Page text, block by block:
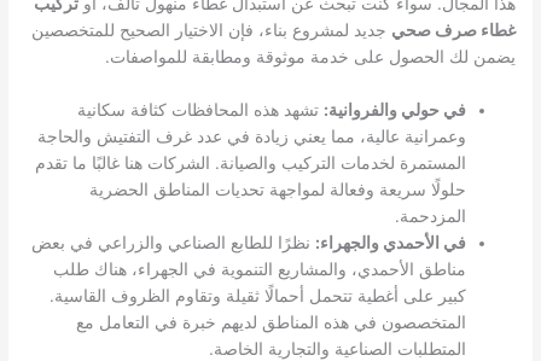
هذا المجال. سواء كنت تبحث عن استبدال غطاء منهول تالف، أوتركيب
غطاء صرف صحي جديد لمشروع بناء، فإن الاختيار الصحيح للمتخصصين
يضمن لك الحصول على خدمة موثوقة ومطابقة للمواصفات.
في حولي والفروانية: تشهد هذه المحافظات كثافة سكانية
وعمرانية عالية، مما يعني زيادة في عدد غرف التفتيش والحاجة
المستمرة لخدمات التركيب والصيانة. الشركات هنا غالبًا ما تقدم
حلولًا سريعة وفعالة لمواجهة تحديات المناطق الحضرية
المزدحمة.
في الأحمدي والجهراء: نظرًا للطابع الصناعي والزراعي في بعض
مناطق الأحمدي، والمشاريع التنموية في الجهراء، هناك طلب
كبير على أغطية تتحمل أحمالًا ثقيلة وتقاوم الظروف القاسية.
المتخصصون في هذه المناطق لديهم خبرة في التعامل مع
المتطلبات الصناعية والتجارية الخاصة.